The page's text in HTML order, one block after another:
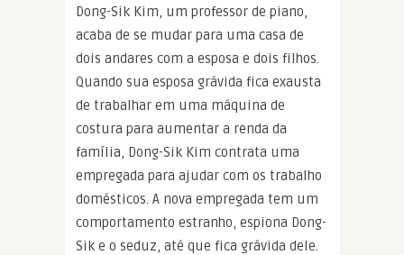
Dong-Sik Kim, um professor de piano,
acaba de se mudar para uma casa de
dois andares com a esposa e dois filhos.
Quando sua esposa grávida fica exausta
de trabalhar em uma máquina de
costura para aumentar a renda da
família, Dong-Sik Kim contrata uma
empregada para ajudar com os trabalho
domésticos. A nova empregada tem um
comportamento estranho, espiona Dong-
Sik e o seduz, até que fica grávida dele.